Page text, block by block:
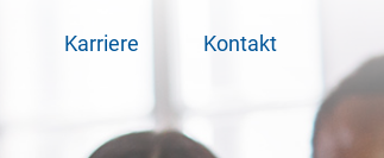
Karriere Kontakt